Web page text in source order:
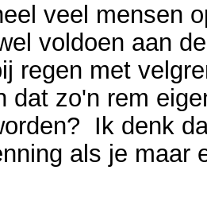
veel mensen
voldoen aan
regen met
dat zo'n rem
Ik denk
als je maar